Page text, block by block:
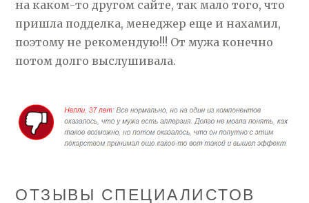
на каком-то другом сайте, так мало того, что
пришла подделка, менеджер еще и нахамил,
поэтому не рекомендую!!! От мужа конечно
потом долго выслушивала.
ОТЗЫВЫ СПЕЦИАЛИСТОВ